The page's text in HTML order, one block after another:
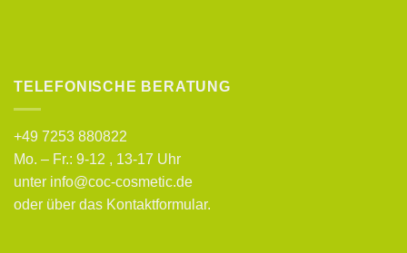
TELEFONISCHE BERATUNG
+49 7253 880822
Mo. – Fr.: 9-12 , 13-17 Uhr
unter info@coc-cosmetic.de
oder über das Kontaktformular.